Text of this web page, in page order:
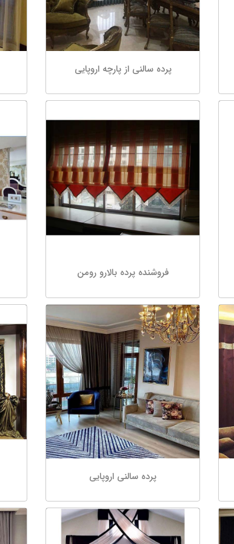
پرده سالنى از پارچه اروپایى
فروشنده پرده بالارو رومن
پرده سالنی اروپایی